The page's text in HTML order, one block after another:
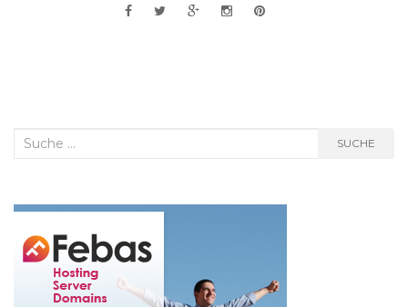
Suche
SUCHE